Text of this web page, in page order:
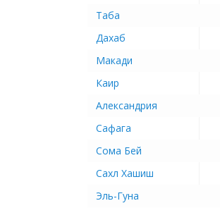
Таба
Дахаб
Макади
Каир
Александрия
Сафага
Сома Бей
Сахл Хашиш
Эль-Гуна